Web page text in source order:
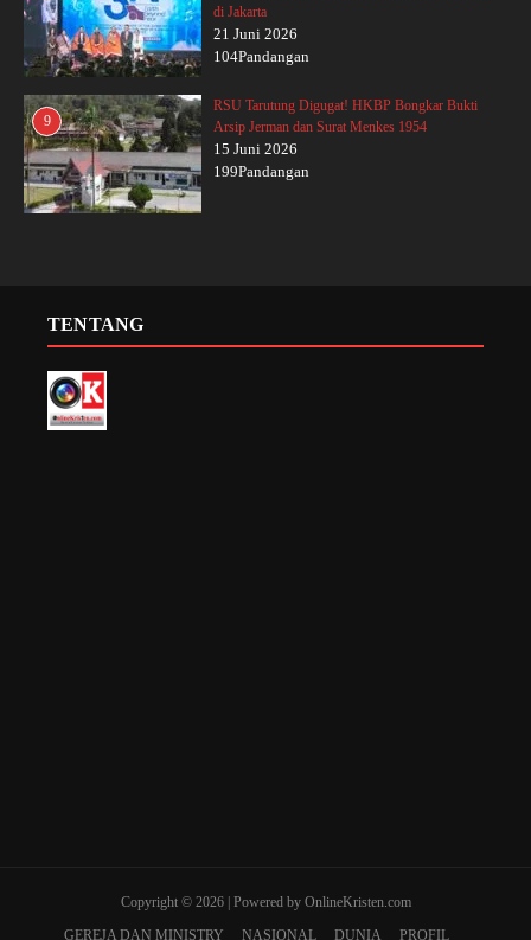
di Jakarta
21 Juni 2026
104Pandangan
9
RSU Tarutung Digugat! HKBP Bongkar Bukti
Arsip Jerman dan Surat Menkes 1954
15 Juni 2026
199Pandangan
TENTANG
Copyright © 2026 | Powered by OnlineKristen.com
GEREJA DAN MINISTRY
NASIONAL DUNIA PROFIL